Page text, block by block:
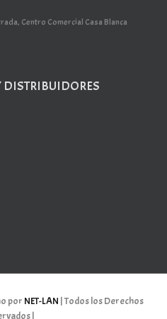
Centro Comercial Casa Blanca
DISTRIBUIDORES
por NET-LAN | Todos los Derechos
|